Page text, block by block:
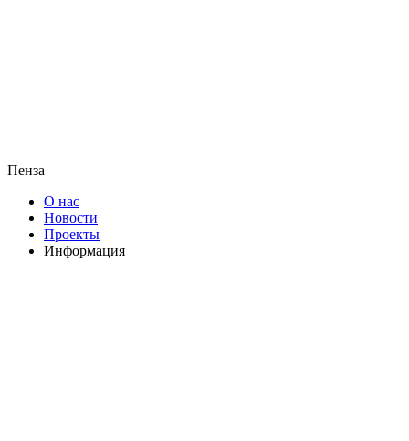
Пенза
О нас
Новости
Проекты
Информация